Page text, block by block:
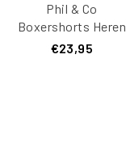
Phil & Co
Boxershorts Heren
Met Lange Pijpen
€23,95